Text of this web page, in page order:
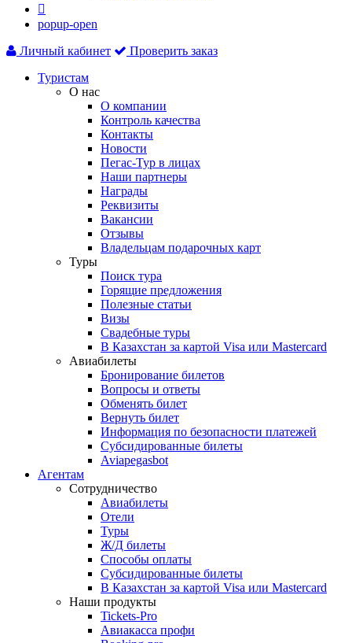

popup-open
Личный кабинет
Проверить заказ
Туристам
О нас
О компании
Контроль качества
Контакты
Новости
Пегас-Тур в лицах
Наши партнеры
Награды
Реквизиты
Вакансии
Отзывы
Владельцам подарочных карт
Туры
Поиск тура
Горящие предложения
Полезные статьи
Визы
Свадебные туры
В Казахстан за картой Visa или Masterсard
Авиабилеты
Бронирование билетов
Вопросы и ответы
Обменять билет
Вернуть билет
Информация по безопасности платежей
Субсидированные билеты
Aviapegasbot
Агентам
Сотрудничество
Авиабилеты
Отели
Туры
Ж/Д билеты
Способы оплаты
Субсидированные билеты
В Казахстан за картой Visa или Masterсard
Наши продукты
Tickets-Pro
Авиакасса профи